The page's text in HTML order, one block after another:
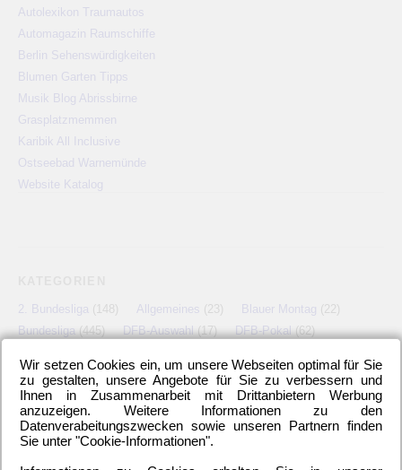
Autolexikon Traumautos
Automagazin Raumschiffe
Berlin Sehenswürdigkeiten
Blumen Garten Tipps
Musik Blog Abrissbirne
Grasplatzmemmen
Karibik All Inclusive
Ostseebad Warnemünde
Website Katalog
2. Bundesliga (148) Allgemeines (23) Blauer Montag (22)
Bundesliga(445) DFB-Auswahl(17) DFB-Pokal(62)
Relegationsspiel(4) Schiedsrichter(21) Transfers(7)
UEFA Europa League(22) UEFA-Cup (12)
Wir setzen Cookies ein, um unsere Webseiten optimal für Sie
zu gestalten, unsere Angebote für Sie zu verbessern und
Ihnen in Zusammenarbeit mit Drittanbietern Werbung
anzuzeigen. Weitere Informationen zu den
Datenverabeitungszwecken sowie unseren Partnern finden
Sie unter "Cookie-Informationen".